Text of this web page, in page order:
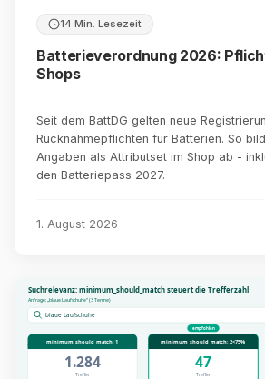
14 Min. Lesezeit
Batterieverordnung 2026:
Shops
Seit dem BattDG gelten neue
Rücknahmepflichten für Batterien. So
Angaben als Attributset im Shop ab -
den Batteriepass 2027.
1. August 2026
Suchrelevanz: minimum_should_match steuert die Trefferzahl
Anfrage: „blaue Laufschuhe“ (3 Terme)
blaue Laufschuhe
empfohlen
minimum_should_match: 1
1.284
Treffer
minimum_should_match: 2<75%
47
Treffer